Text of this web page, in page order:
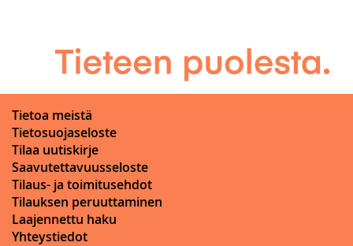
Tietoa meistä
Tietosuojaseloste
Tilaa uutiskirje
Saavutettavuusseloste
Tilaus- ja toimitusehdot
Tilauksen peruuttaminen
Laajennettu haku
Yhteystiedot